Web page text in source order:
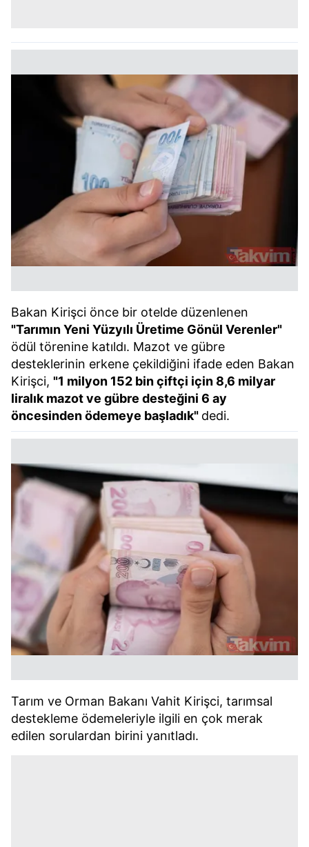
Bakan Kirişci önce bir otelde düzenlenen
"Tarımın Yeni Yüzyılı Üretime Gönül Verenler"
ödül törenine katıldı. Mazot ve gübre
desteklerinin erkene çekildiğini ifade eden Bakan
Kirişci, "1 milyon 152 bin çiftçi için 8,6 milyar
liralık mazot ve gübre desteğini 6 ay
öncesinden ödemeye başladık" dedi.
Tarım ve Orman Bakanı Vahit Kirişci, tarımsal
destekleme ödemeleriyle ilgili en çok merak
edilen sorulardan birini yanıtladı.